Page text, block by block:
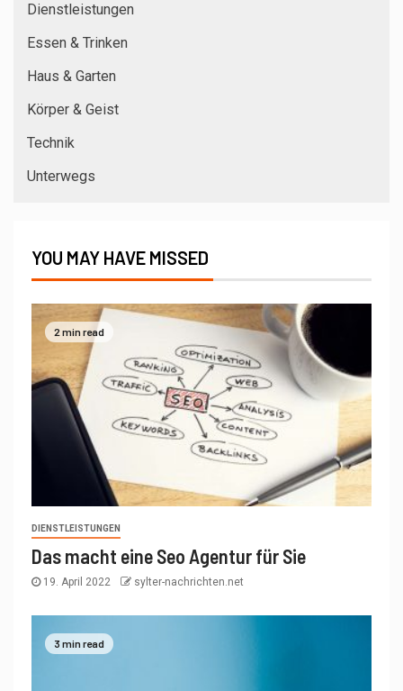
Dienstleistungen
Essen & Trinken
Haus & Garten
Körper & Geist
Technik
Unterwegs
YOU MAY HAVE MISSED
2 min read
DIENSTLEISTUNGEN
Das macht eine Seo Agentur für Sie
19. April 2022 sylter-nachrichten.net
3 min read